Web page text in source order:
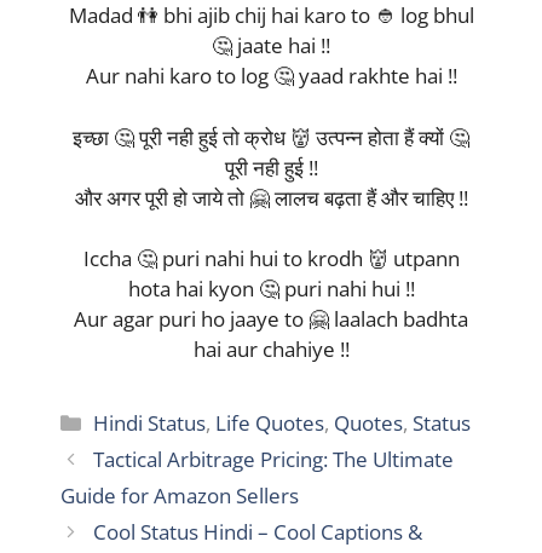
Madad 👫 bhi ajib chij hai karo to 👲 log bhul
🤔 jaate hai !!
Aur nahi karo to log 🤔 yaad rakhte hai !!
इच्छा 🤔 पूरी नही हुई तो क्रोध 👹 उत्पन्न होता हैं क्यों 🤔
पूरी नही हुई !!
और अगर पूरी हो जाये तो 🤗 लालच बढ़ता हैं और चाहिए !!
Iccha 🤔 puri nahi hui to krodh 👹 utpann
hota hai kyon 🤔 puri nahi hui !!
Aur agar puri ho jaaye to 🤗 laalach badhta
hai aur chahiye !!
Categories
Hindi Status, Life Quotes, Quotes, Status
Tactical Arbitrage Pricing: The Ultimate
Guide for Amazon Sellers
Cool Status Hindi – Cool Captions &